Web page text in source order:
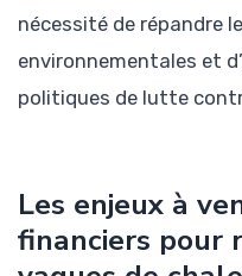
nécessité de répandre
environnementales et
politiques de lutte
Les enjeux à
financiers pour